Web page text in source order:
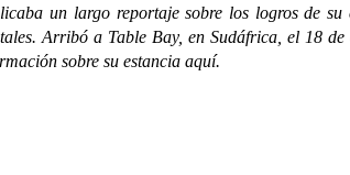
un largo reportaje sobre los logros de su
Arribó a Table Bay, en Sudáfrica, el 18
sobre su estancia aquí.